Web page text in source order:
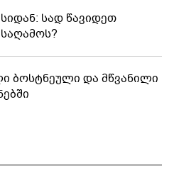
სად წავიდეთ
ბოსტნეული და მწვანილი